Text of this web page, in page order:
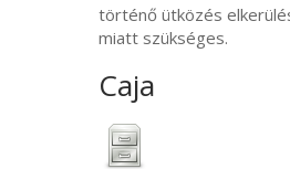
történő ütközés
miatt szükséges.
Caja